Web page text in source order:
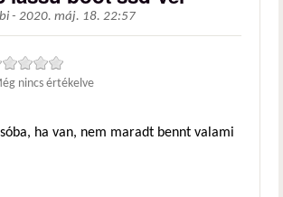
- 2020. máj. 18. 22:57
nincs értékelve
ha van, nem maradt bennt valami